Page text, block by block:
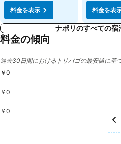
料金を表示
料金を表
ナポリのすべての宿
料金の傾向
過去30日間におけるトリバゴの最安値に基
￥0
￥0
￥0